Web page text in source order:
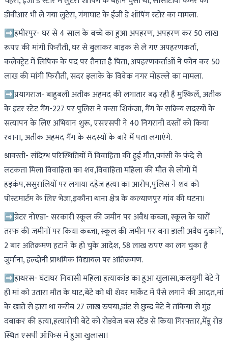
डीवीआर भी ले गया लुटेरा, गंगाघाट के ईजी डे शॉपिंग स्टोर का मामला.
➡हमीरपुर- घर से 4 साल के बच्चे का हुआ अपहरण, अपहरण कर 50 लाख
रूपए की मांगी फिरौती, घर से बुलाकर बाइक से ले गए अपहरणकर्ता,
कलेक्ट्रेट में लिपिक के पद पर तैनात है पिता, अपहरणकर्ताओं ने फोन कर 50
लाख की मांगी फिरौती, सदर इलाके के विवेक नगर मोहल्ले का मामला.
➡प्रयागराज- बाहुबली अतीक अहमद की लगातार बढ़ रही हैं मुश्किलें, अतीक
के इंटर स्टेट गैंग-227 पर पुलिस ने कसा शिकंजा, गैंग के सक्रिय सदस्यों के
सत्यापन के लिए अभियान शुरू, एसएसपी ने 40 निगरानी दस्तों को किया
रवाना, अतीक अहमद गैंग के सदस्यों के बारे में पता लगाएंगे.
श्रावस्ती- संदिग्ध परिस्थितियों में विवाहिता की हुई मौत,फांसी के फंदे से
लटकता मिला विवाहिता का शव,विवाहिता महिला की मौत से लोगों में
हड़कंप,ससुरालियों पर लगाया दहेज हत्या का आरोप,पुलिस ने शव को
पोस्टमार्टम के लिए भेजा,इकौना थाना क्षेत्र के कल्याणपुर गांव की घटना।
➡ग्रेटर नोएडा- सरकारी स्कूल की जमीन पर अवैध कब्जा, स्कूल के चारों
तरफ की जमीनों पर किया कब्जा, स्कूल की जमीन पर बना डाली अवैध दुकानें,
2 बार अतिक्रमण हटाने के हो चुके आदेश, 58 लाख रुपए का लग चुका है
जुर्माना, हल्दोनी प्राथमिक विद्यायल पर अतिक्रमण.
➡हाथरस- घंटाघर निवासी महिला हत्याकांड का हुआ खुलासा,कलयुगी बेटे ने
ही मां को उतारा मौत के घाट,बेटे को थी शेयर मार्केट में पैसे लगाने की आदत,मां
के खाते से हारा था करीब 27 लाख रुपया,डांट से छुब्द बेटे ने तकिया से मुंह
दबाकर की हत्या,हत्यारोपी बेटे को रोडवेज बस स्टैंड से किया गिरफ्तार,मेंडू रोड
स्थित एसपी ऑफिस में हुआ खुलासा।